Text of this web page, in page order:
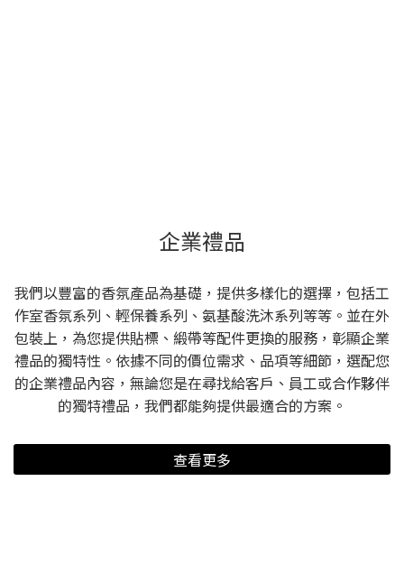
企業禮品
我們以豐富的香氛產品為基礎，提供多樣化的選擇，包括工
作室香氛系列、輕保養系列、氨基酸洗沐系列等等。並在外
包裝上，為您提供貼標、緞帶等配件更換的服務，彰顯企業
禮品的獨特性。依據不同的價位需求、品項等細節，選配您
的企業禮品內容，無論您是在尋找給客戶、員工或合作夥伴
的獨特禮品，我們都能夠提供最適合的方案。
查看更多